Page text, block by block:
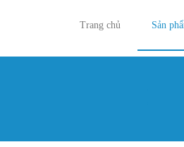
Trang chủ
Sản